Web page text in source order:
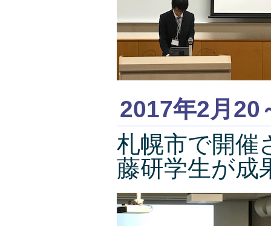
2017年2月20
札幌市で開催
藤研学生が成